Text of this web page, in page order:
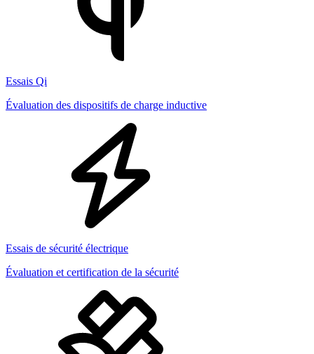
Essais Qi
Évaluation des dispositifs de charge inductive
Essais de sécurité électrique
Évaluation et certification de la sécurité